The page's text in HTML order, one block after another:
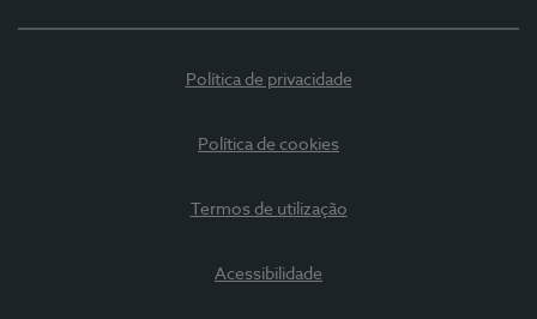
Política de privacidade
Política de cookies
Termos de utilização
Acessibilidade